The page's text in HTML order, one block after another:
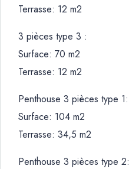
Terrasse: 12 m2
3 pièces type 3 :
Surface: 70 m2
Terrasse: 12 m2
Penthouse 3 pièces type 1:
Surface: 104 m2
Terrasse: 34,5 m2
Penthouse 3 pièces type 2: